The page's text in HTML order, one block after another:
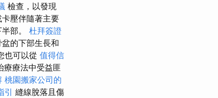
檢查，以發現
壓伴隨著主要
部。 杜拜簽證
的下部生長和
也可以從 值得信
療療法中受益匪
桃園搬家公司的
引 縫線脫落且傷